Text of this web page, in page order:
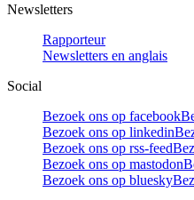
Newsletters
Rapporteur
Newsletters en anglais
Social
Bezoek ons op facebook
Bezoek ons op linkedin
Bezoek ons op rss-feed
Bezoek ons op mastodon
Bezoek ons op bluesky